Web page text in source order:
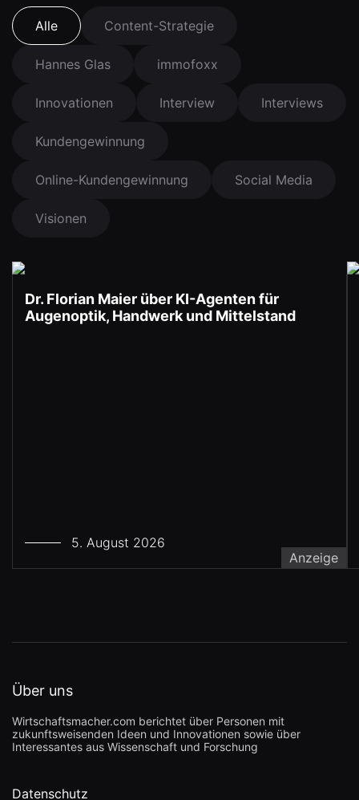
Alle Content-Strategie
Hannes Glas immofoxx
Innovationen Interview Interviews
Kundengewinnung
Online-Kundengewinnung Social Media
Visionen
Dr. Florian Maier über KI-Agenten für
Augenoptik, Handwerk und Mittelstand
5. August 2026
Anzeige
Über uns
Wirtschaftsmacher.com berichtet über Personen mit
zukunftsweisenden Ideen und Innovationen sowie über
Interessantes aus Wissenschaft und Forschung
Datenschutz